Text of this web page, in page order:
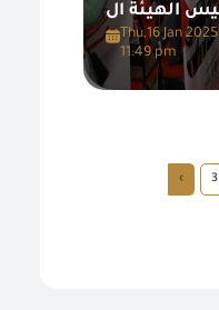
Thu,16 Jan 2025
11:49 pm
3
›